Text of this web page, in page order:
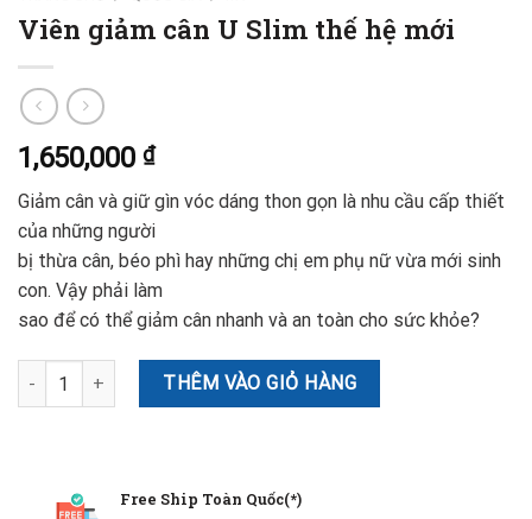
Viên giảm cân U Slim thế hệ mới
1,650,000 ₫
Giảm cân và giữ gìn vóc dáng thon gọn là nhu cầu cấp thiết
của những người
bị thừa cân, béo phì hay những chị em phụ nữ vừa mới sinh
con. Vậy phải làm
sao để có thể giảm cân nhanh và an toàn cho sức khỏe?
Viên giảm cân U Slim thế hệ mới số lượng
THÊM VÀO GIỎ HÀNG
Free Ship Toàn Quốc(*)